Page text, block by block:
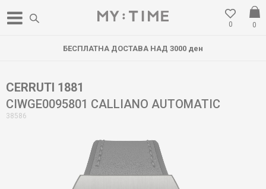
0
0
БЕСПЛАТНА ДОСТАВА НАД 3000 ден
CERRUTI 1881
CIWGE0095801 CALLIANO AUTOMATIC
38586